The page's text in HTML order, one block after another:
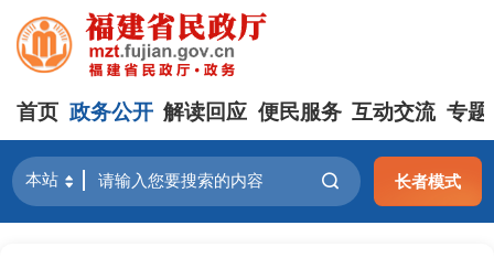
首页 政务公开 解读回应 便民服务 互动交流 专题
长者模式